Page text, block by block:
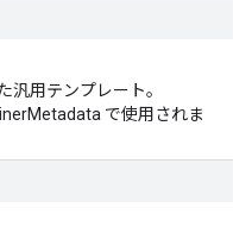
汎用テンプレート。
で使用されま